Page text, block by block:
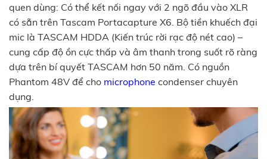
quen dùng: Có thể kết nối ngay với 2 ngõ đầu vào XLR
có sẵn trên Tascam Portacapture X6. Bộ tiền khuếch đại
mic là TASCAM HDDA (Kiến trúc rời rạc độ nét cao) –
cung cấp độ ồn cực thấp và âm thanh trong suốt rõ ràng
dựa trên bí quyết TASCAM hơn 50 năm. Có nguồn
Phantom 48V để cho microphone condenser chuyên
dụng.